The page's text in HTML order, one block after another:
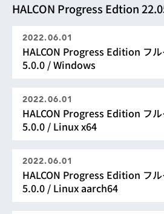
HALCON Progress Edtion
2022.06.01
HALCON Progress Edition フ
5.0.0 / Windows
2022.06.01
HALCON Progress Edition フ
5.0.0 / Linux x64
2022.06.01
HALCON Progress Edition フ
5.0.0 / Linux aarch64